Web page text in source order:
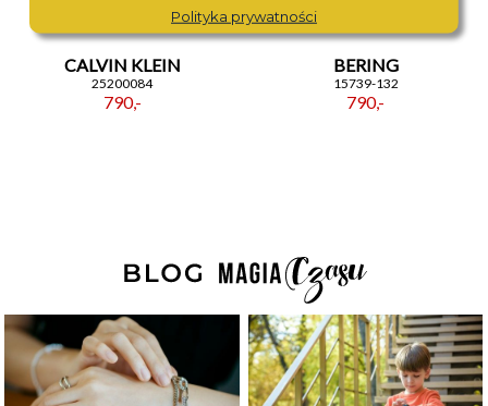
CALVIN KLEIN
25200084
790,-
BERING
15739-132
790,-
Polityka prywatności